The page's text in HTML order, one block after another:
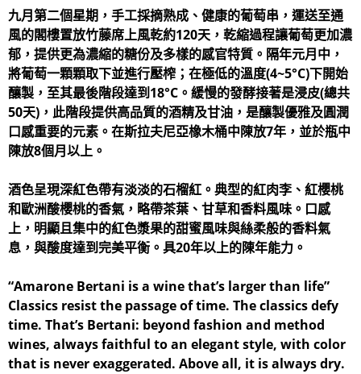
九月第二個星期，手工採摘熟成、健康的葡萄串，運送至通
風的閣樓置放竹藤席上風乾約120天，乾縮過程讓葡萄更加濃
郁，提供更為濃縮的糖份及多樣的感官特質。隔年元月中，
將葡萄一顆顆取下並進行壓榨；在極低的溫度(4~5°C)下開始
釀製，至其最後階段達到18°C。緩慢的發酵接著是浸皮(總共
50天)，此階段提供高品質的酒精及甘油，是釀製優雅及圓潤
口感重要的元素。在斯拉夫尼亞橡木桶中陳放7年，並於瓶中
陳放8個月以上。
酒色呈現深紅色帶有淡淡的石榴紅。典型的紅肉李、紅櫻桃
和歐洲酸櫻桃的香氣，略帶茶葉、甘草和香料風味。口感
上，明顯且集中的紅色漿果的甜蜜風味與絲柔般的香料氣
息，與酸度達到完美平衡。具20年以上的陳年能力。
“Amarone Bertani is a wine that’s larger than life”
Classics resist the passage of time. The classics defy
time. That’s Bertani: beyond fashion and method
wines, always faithful to an elegant style, with color
that is never exaggerated. Above all, it is always dry.